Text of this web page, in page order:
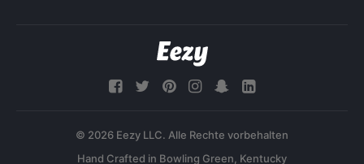
© 2026 Eezy LLC. Alle Rechte vorbehalten